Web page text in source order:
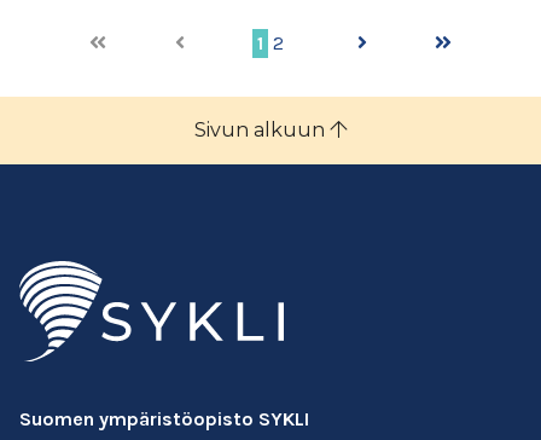
1 2
Sivun alkuun
Suomen ympäristöopisto SYKLI